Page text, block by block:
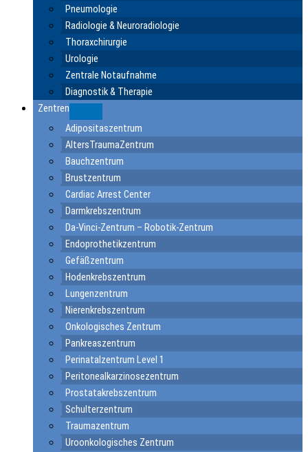
Pneumologie
Radiologie & Neuroradiologie
Thoraxchirurgie
Urologie
Zentrale Notaufnahme
Diagnostik & Therapie
Zentren
Adipositaszentrum
AltersTraumaZentrum
Bauchzentrum
Brustzentrum
Cardiac Arrest Center
Darmkrebszentrum
Da-Vinci-Zentrum – Robotik-Zentrum
Endoprothetikzentrum
Gefäßzentrum
Hodenkrebszentrum
Lungenzentrum
Nierenkrebszentrum
Onkologisches Zentrum
Pankreaszentrum
Perinatalzentrum Level 1
Peritonealkarzinosezentrum
Prostatakrebszentrum
Schulterzentrum
Traumazentrum
Uroonkologisches Zentrum